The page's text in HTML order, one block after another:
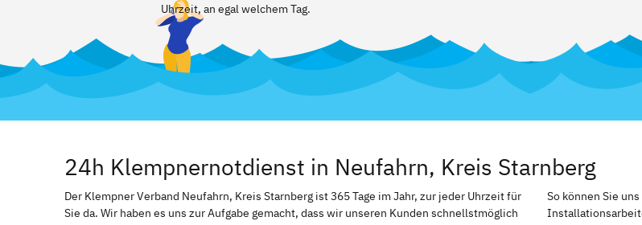
Uhrzeit, an egal welchem Tag.
24h Klempnernotdienst in Neufahrn, Kreis Starnberg
Der Klempner Verband Neufahrn, Kreis Starnberg ist 365 Tage im Jahr, zur jeder Uhrzeit für
Sie da. Wir haben es uns zur Aufgabe gemacht, dass wir unseren Kunden schnellstmöglich
So können Sie